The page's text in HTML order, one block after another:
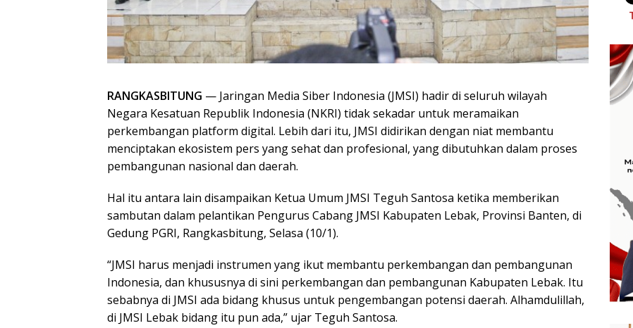
RANGKASBITUNG — Jaringan Media Siber Indonesia (JMSI) hadir di seluruh wilayah
Negara Kesatuan Republik Indonesia (NKRI) tidak sekadar untuk meramaikan
perkembangan platform digital. Lebih dari itu, JMSI didirikan dengan niat membantu
menciptakan ekosistem pers yang sehat dan profesional, yang dibutuhkan dalam proses
pembangunan nasional dan daerah.
Hal itu antara lain disampaikan Ketua Umum JMSI Teguh Santosa ketika memberikan
sambutan dalam pelantikan Pengurus Cabang JMSI Kabupaten Lebak, Provinsi Banten, di
Gedung PGRI, Rangkasbitung, Selasa (10/1).
“JMSI harus menjadi instrumen yang ikut membantu perkembangan dan pembangunan
Indonesia, dan khususnya di sini perkembangan dan pembangunan Kabupaten Lebak. Itu
sebabnya di JMSI ada bidang khusus untuk pengembangan potensi daerah. Alhamdulillah,
di JMSI Lebak bidang itu pun ada,” ujar Teguh Santosa.